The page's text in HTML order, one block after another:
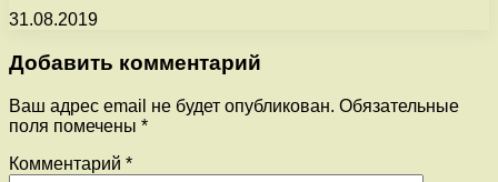
31.08.2019
Добавить комментарий
Ваш адрес email не будет опубликован. Обязательные
поля помечены *
Комментарий *